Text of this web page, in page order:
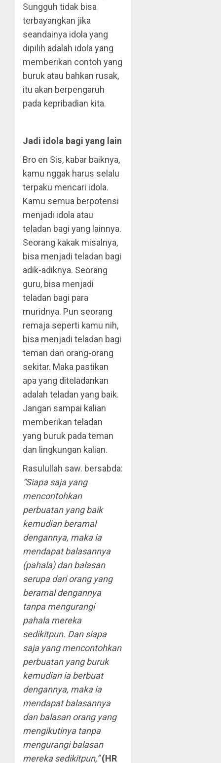
Sungguh tidak bisa
terbayangkan jika
seandainya idola yang
dipilih adalah idola yang
memberikan contoh yang
buruk atau bahkan rusak,
itu akan berpengaruh
pada kepribadian kita.
Jadi idola bagi yang lain
Bro en Sis, kabar baiknya,
kamu nggak harus selalu
terpaku mencari idola.
Kamu semua berpotensi
menjadi idola atau
teladan bagi yang lainnya.
Seorang kakak misalnya,
bisa menjadi teladan bagi
adik-adiknya. Seorang
guru, bisa menjadi
teladan bagi para
muridnya. Pun seorang
remaja seperti kamu nih,
bisa menjadi teladan bagi
teman dan orang-orang
sekitar. Maka pastikan
apa yang diteladankan
adalah teladan yang baik.
Jangan sampai kalian
memberikan teladan
yang buruk pada teman
dan lingkungan kalian.
Rasulullah saw. bersabda:
“Siapa saja yang
mencontohkan
perbuatan yang baik
kemudian beramal
dengannya, maka ia
mendapat balasannya
(pahala) dan balasan
serupa dari orang yang
beramal dengannya
tanpa mengurangi
pahala mereka
sedikitpun. Dan siapa
saja yang mencontohkan
perbuatan yang buruk
kemudian ia berbuat
dengannya, maka ia
mendapat balasannya
dan balasan orang yang
mengikutinya tanpa
mengurangi balasan
mereka sedikitpun,”(HR